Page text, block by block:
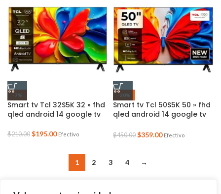
-7%
Smart tv Tcl 32S5K 32 » fhd
qled android 14 google tv
$210.00 $195.00 Efectivo
-20%
Smart tv Tcl 50S5K 50 » fhd
qled android 14 google tv
$450.00 $359.00 Efectivo
1 2 3 4 →